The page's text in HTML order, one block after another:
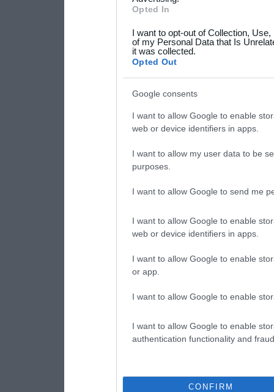
grant or deny consent to
your data for below
consent section.
Opted In
I want to opt-out of Collection,
of my Personal Data that Is
it was collected.
Opted Out
Google consents
I want to allow Google to enable
web or device identifiers in apps.
I want to allow my user data to be
purposes.
I want to allow Google to send me
I want to allow Google to enable
web or device identifiers in apps.
I want to allow Google to enable
or app.
I want to allow Google to enable
I want to allow Google to enable
authentication functionality and
CONFIRM